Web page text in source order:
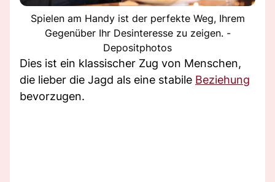
Spielen am Handy ist der perfekte Weg, Ihrem
Gegenüber Ihr Desinteresse zu zeigen. -
Depositphotos
Dies ist ein klassischer Zug von Menschen,
die lieber die Jagd als eine stabile Beziehung
bevorzugen.